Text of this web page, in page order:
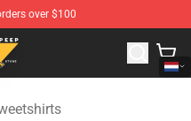
over $100
Merchandise Shop